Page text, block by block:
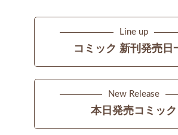
Line up
コミック 新刊発売日
New Release
本日発売コミック